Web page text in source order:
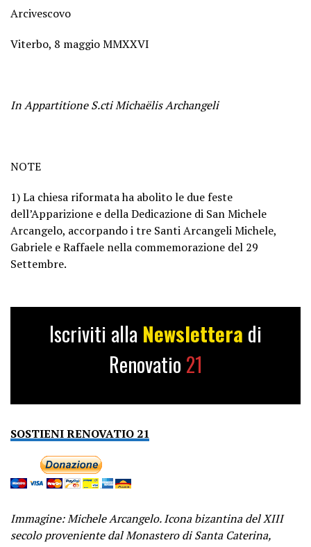
Arcivescovo
Viterbo, 8 maggio MMXXVI
In Appartitione S.cti Michaëlis Archangeli
NOTE
1) La chiesa riformata ha abolito le due feste
dell’Apparizione e della Dedicazione di San Michele
Arcangelo, accorpando i tre Santi Arcangeli Michele,
Gabriele e Raffaele nella commemorazione del 29
Settembre.
Iscriviti alla Newslettera di
Renovatio 21
SOSTIENI RENOVATIO 21
Immagine: Michele Arcangelo. Icona bizantina del XIII
secolo proveniente dal Monastero di Santa Caterina,